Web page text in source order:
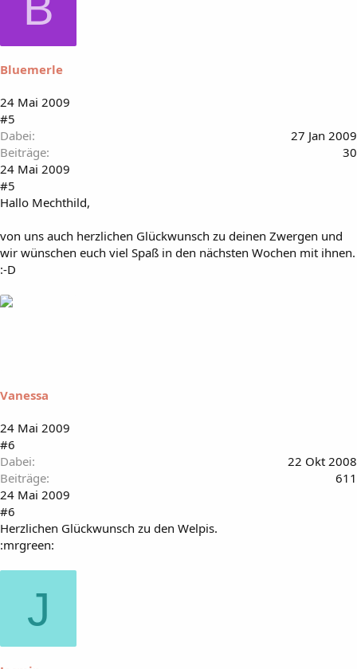
Bluemerle
24 Mai 2009
#5
Dabei
27 Jan 2009
Beiträge
30
24 Mai 2009
#5
Hallo Mechthild,
von uns auch herzlichen Glückwunsch zu deinen Zwergen und
wir wünschen euch viel Spaß in den nächsten Wochen mit ihnen.
:-D
Vanessa
24 Mai 2009
#6
Dabei
22 Okt 2008
Beiträge
611
24 Mai 2009
#6
Herzlichen Glückwunsch zu den Welpis.
:mrgreen:
J